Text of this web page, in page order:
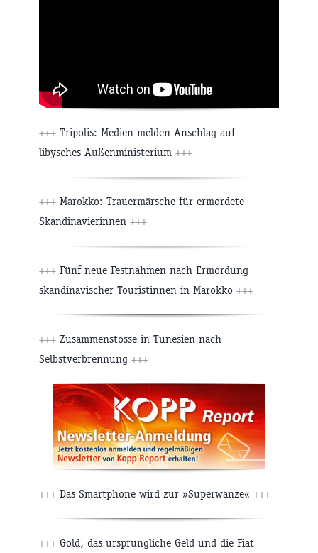
+++ Tripolis: Medien melden Anschlag auf
libysches Außenministerium +++
+++ Marokko: Trauermärsche für ermordete
Skandinavierinnen +++
+++ Fünf neue Festnahmen nach Ermordung
skandinavischer Touristinnen in Marokko +++
+++ Zusammenstösse in Tunesien nach
Selbstverbrennung +++
+++ Das Smartphone wird zur »Superwanze« +++
+++ Gold, das ursprüngliche Geld und die Fiat-